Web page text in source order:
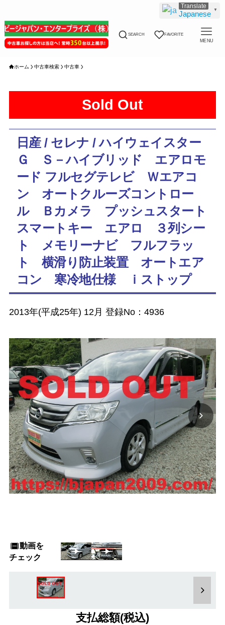
SEARCH FAVORITE
MENU
ホーム 中古車検索 中古車
Sold Out
日産 / セレナ / ハイウェイスター
Ｇ Ｓ－ハイブリッド エアロモ
ード フルセグテレビ Ｗエアコ
ン オートクルーズコントロー
ル Ｂカメラ プッシュスタート
スマートキー エアロ ３列シー
ト メモリーナビ フルフラッ
ト 横滑り防止装置 オートエア
コン 寒冷地仕様 ｉストップ
2013年(平成25年) 12月 登録No：4936
動画を
チェック
支払総額(税込)
Japanese ▼